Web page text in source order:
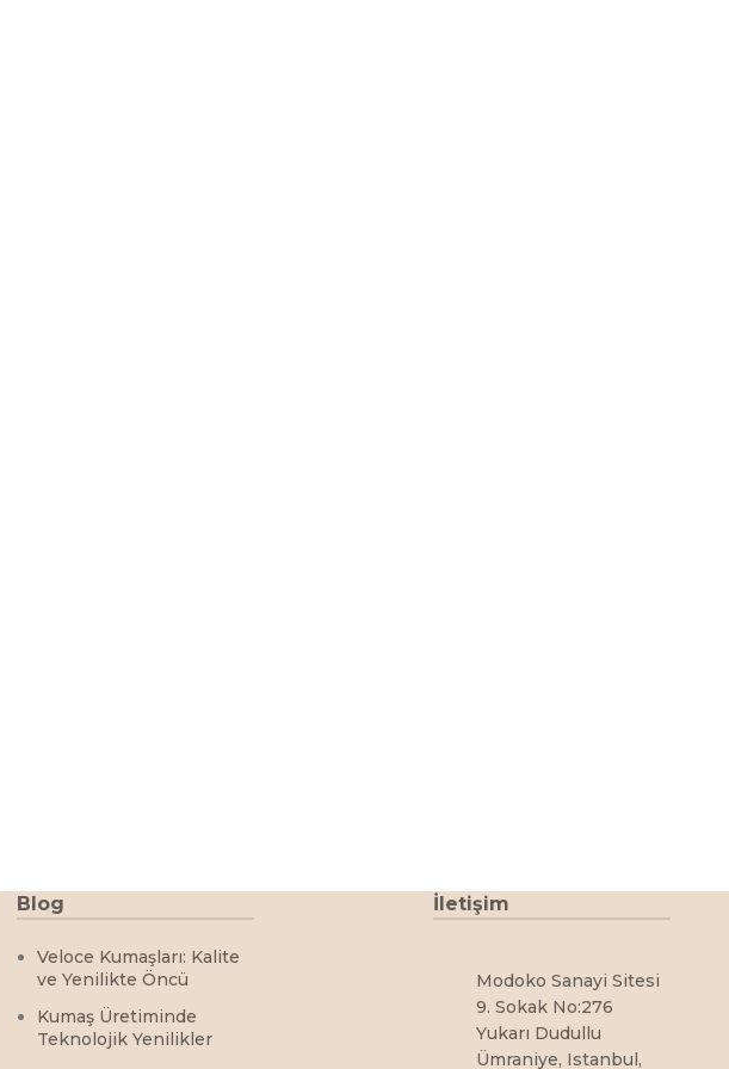
Blog
Veloce Kumaşları: Kalite
ve Yenilikte Öncü
Kumaş Üretiminde
Teknolojik Yenilikler
İletişim
Modoko Sanayi Sitesi
9. Sokak No:276
Yukarı Dudullu
Ümraniye, Istanbul,